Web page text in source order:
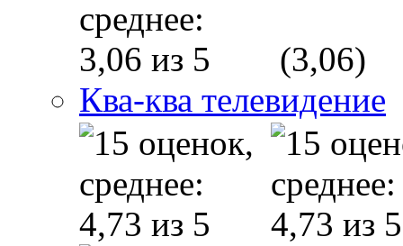
(3,06)
Ква-ква телевидение